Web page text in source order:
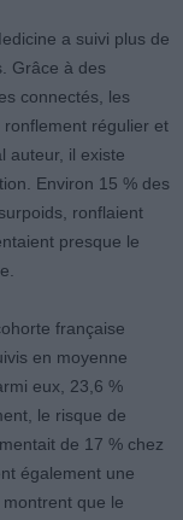
a suivi plus de
Grâce à des
connectés, les
régulier et
auteur, il existe
Environ 15 % des
ronflaient
presque le
française
en moyenne
eux, 23,6 %
le risque de
de 17 % chez
également une
que le